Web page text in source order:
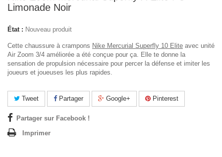
Limonade Noir
État : Nouveau produit
Cette chaussure à crampons Nike Mercurial Superfly 10 Elite avec unité
Air Zoom 3/4 améliorée a été conçue pour ça. Elle te donne la
sensation de propulsion nécessaire pour percer la défense et imiter les
joueurs et joueuses les plus rapides.
Tweet Partager Google+ Pinterest
Partager sur Facebook !
Imprimer